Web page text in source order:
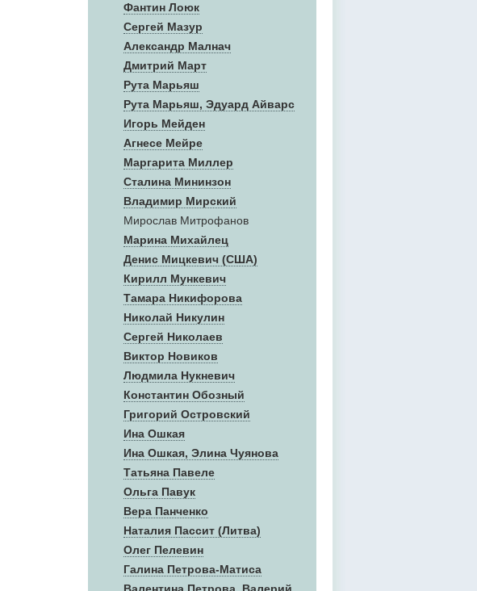
Фантин Лоюк
Сергей Мазур
Александр Малнач
Дмитрий Март
Рута Марьяш
Рута Марьяш, Эдуард Айварс
Игорь Мейден
Агнесе Мейре
Маргарита Миллер
Сталина Мининзон
Владимир Мирский
Мирослав Митрофанов
Марина Михайлец
Денис Mицкевич (США)
Кирилл Мункевич
Тамара Никифорова
Николай Никулин
Сергей Николаев
Виктор Новиков
Людмила Нукневич
Константин Обозный
Григорий Островский
Ина Ошкая
Ина Ошкая, Элина Чуянова
Татьяна Павеле
Ольга Павук
Вера Панченко
Наталия Пассит (Литва)
Олег Пелевин
Галина Петрова-Матиса